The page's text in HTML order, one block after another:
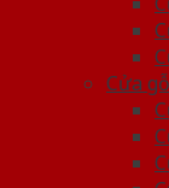
Cửa gỗ